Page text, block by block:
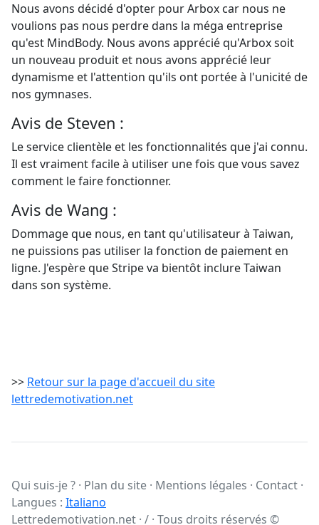
Nous avons décidé d'opter pour Arbox car nous ne
voulions pas nous perdre dans la méga entreprise
qu'est MindBody. Nous avons apprécié qu'Arbox soit
un nouveau produit et nous avons apprécié leur
dynamisme et l'attention qu'ils ont portée à l'unicité de
nos gymnases.
Avis de Steven :
Le service clientèle et les fonctionnalités que j'ai connu.
Il est vraiment facile à utiliser une fois que vous savez
comment le faire fonctionner.
Avis de Wang :
Dommage que nous, en tant qu'utilisateur à Taiwan,
ne puissions pas utiliser la fonction de paiement en
ligne. J'espère que Stripe va bientôt inclure Taiwan
dans son système.
>> Retour sur la page d'accueil du site
lettredemotivation.net
Qui suis-je ? · Plan du site · Mentions légales · Contact ·
Langues : Italiano
Lettredemotivation.net · / · Tous droits réservés ©